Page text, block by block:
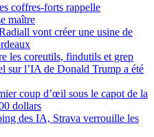
coffres-forts rappelle
maître
vont créer une usine de
les coreutils, findutils et grep
sur l’IA de Donald Trump a été
coup d’œil sous le capot de la
dollars
des IA, Strava verrouille les